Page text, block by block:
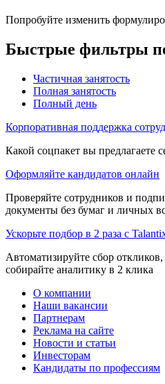
Попробуйте изменить
Быстрые фильтры
Частичная занятость
Полная занятость
Полный день
Корпоративная поддержка
Какой соцпакет вы предлагаете
Оформляйте кандидатов онлайн
Проверяйте сотрудников и
документы без бумаг и личных
Ускорьте подбор в 2 раза с
Автоматизируйте сбор
собирайте аналитику в 2 клика
О компании
Наши вакансии
Партнерам
Реклама на сайте
Новости и статьи
Инвесторам
Кандидаты по профессиям